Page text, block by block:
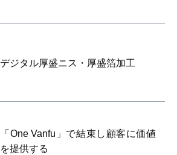
デジタル厚盛ニス・厚盛箔加工
「One Vanfu」で結束し顧客に価値
を提供する